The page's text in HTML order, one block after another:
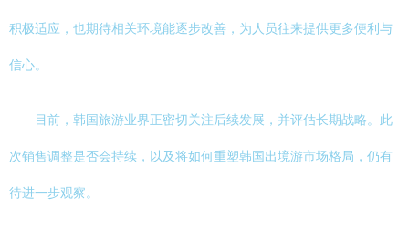
积极适应，也期待相关环境能逐步改善，为人员往来提供更多便利与
信心。
目前，韩国旅游业界正密切关注后续发展，并评估长期战略。此
次销售调整是否会持续，以及将如何重塑韩国出境游市场格局，仍有
待进一步观察。